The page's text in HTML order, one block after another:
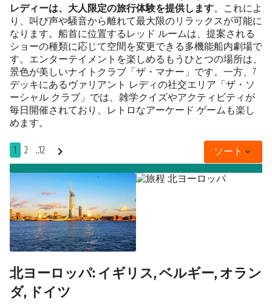
レディーは、大人限定の旅行体験を提供します。これによ
り、叫び声や騒音から離れて最大限のリラックスが可能に
なります。船首に位置するレッド ルームは、提案される
ショーの種類に応じて空間を変更できる多機能船内劇場で
す。エンターテイメントを楽しめるもうひとつの場所は、
景色が美しいナイトクラブ「ザ・マナー」です。一方、7
デッキにあるヴァリアント レディの社交エリア「ザ・ソ
ーシャル クラブ」では、雑学クイズやアクティビティが
毎日開催されており、レトロなアーケード ゲームも楽し
めます。
1 2 ..12 ソート
北ヨーロッパ: イギリス, ベルギー, オラン
ダ, ドイツ